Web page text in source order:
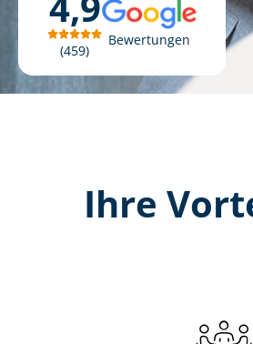
459
Bewertungen
Ihre